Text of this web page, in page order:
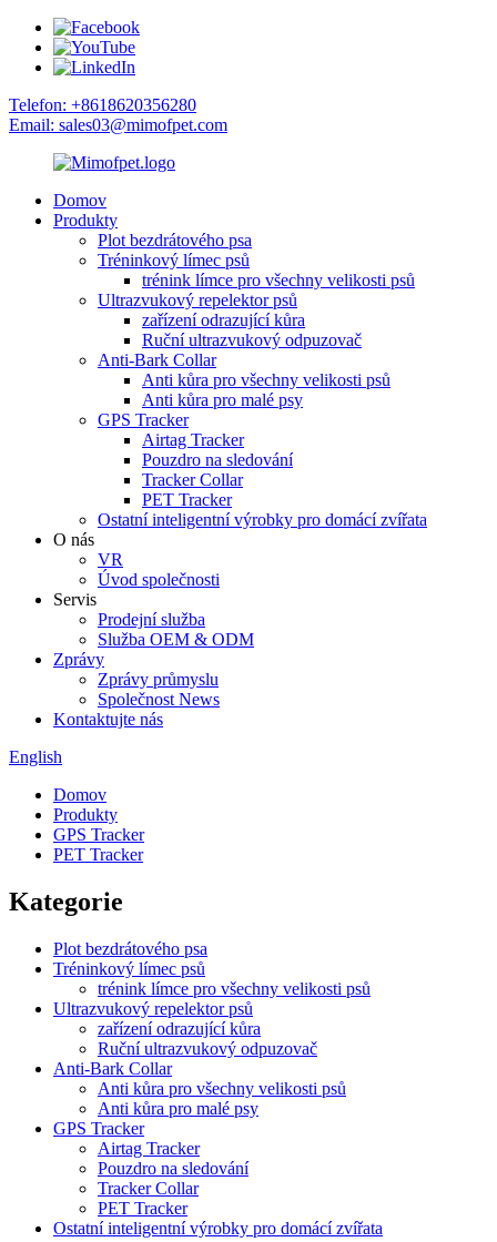
Telefon: +8618620356280
Email: sales03@mimofpet.com
Domov
Produkty
Plot bezdrátového psa
Tréninkový límec psů
trénink límce pro všechny velikosti psů
Ultrazvukový repelektor psů
zařízení odrazující kůra
Ruční ultrazvukový odpuzovač
Anti-Bark Collar
Anti kůra pro všechny velikosti psů
Anti kůra pro malé psy
GPS Tracker
Airtag Tracker
Pouzdro na sledování
Tracker Collar
PET Tracker
Ostatní inteligentní výrobky pro domácí zvířata
O nás
VR
Úvod společnosti
Servis
Prodejní služba
Služba OEM & ODM
Zprávy
Zprávy průmyslu
Společnost News
Kontaktujte nás
English
Domov
Produkty
GPS Tracker
PET Tracker
Kategorie
Plot bezdrátového psa
Tréninkový límec psů
trénink límce pro všechny velikosti psů
Ultrazvukový repelektor psů
zařízení odrazující kůra
Ruční ultrazvukový odpuzovač
Anti-Bark Collar
Anti kůra pro všechny velikosti psů
Anti kůra pro malé psy
GPS Tracker
Airtag Tracker
Pouzdro na sledování
Tracker Collar
PET Tracker
Ostatní inteligentní výrobky pro domácí zvířata